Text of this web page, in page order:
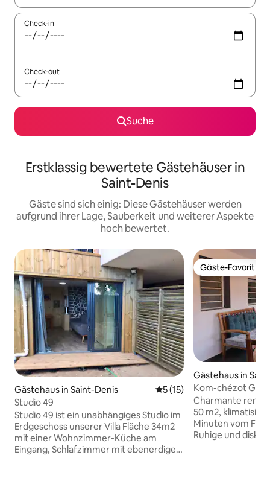
Check-in
Check-out
Suche
Erstklassig bewertete Gästehäuser in
Saint-Denis
Gäste sind sich einig: Diese Gästehäuser werden
aufgrund ihrer Lage, Sauberkeit und weiterer Aspekte
hoch bewertet.
Gästehaus in Saint-Denis Durchschnittliche
5 (15)
Studio 49
Studio 49 ist ein unabhängiges Studio im
Erdgeschoss unserer Villa Fläche 34m2
mit einer Wohnzimmer-Küche am
Eingang, Schlafzimmer mit ebenerdiger
Gäste-Favorit
Gäste-Favorit
Gästehaus in
Kom-chézot
Charmante
50 m2,
Minuten vom
Ruhige und